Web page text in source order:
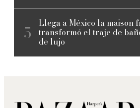
Llega a México la maison
transformó el traje de
de lujo